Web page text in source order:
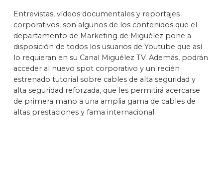
Entrevistas, vídeos documentales y reportajes
corporativos, son algunos de los contenidos que el
departamento de Marketing de Miguélez pone a
disposición de todos los usuarios de Youtube que así
lo requieran en su Canal Miguélez TV. Además, podrán
acceder al nuevo spot corporativo y un recién
estrenado tutorial sobre cables de alta seguridad y
alta seguridad reforzada, que les permitirá acercarse
de primera mano a una amplia gama de cables de
altas prestaciones y fama internacional.